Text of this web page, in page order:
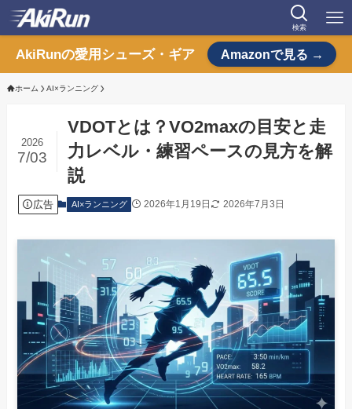
検索
AkiRunの愛用シューズ・ギア Amazonで見る →
ホーム AI×ランニング
VDOTとは？VO2maxの目安と走
力レベル・練習ペースの見方を解
説
2026
7/03
広告 AI×ランニング 2026年1月19日 2026年7月3日